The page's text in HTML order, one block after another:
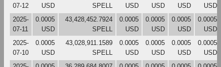
07-12
USD
SPELL
USD
USD
USD
USD
2025-
07-11
0.0005
USD
43,428,452.7924
SPELL
0.0005
USD
0.0005
USD
0.0005
USD
0.0005
USD
2025-
07-10
0.0005
USD
43,028,911.1589
SPELL
0.0005
USD
0.0005
USD
0.0005
USD
0.0005
USD